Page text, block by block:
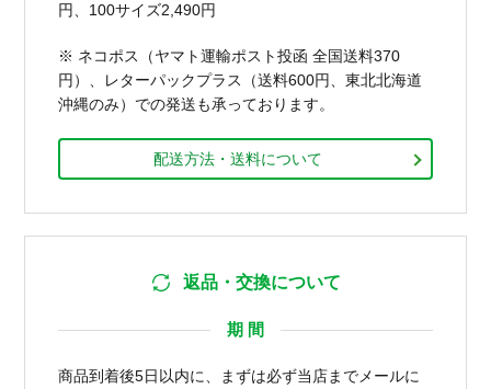
円、100サイズ2,490円
※ ネコポス（ヤマト運輸ポスト投函 全国送料370
円）、レターパックプラス（送料600円、東北北海道
沖縄のみ）での発送も承っております。
配送方法・送料について
返品・交換について
期 間
商品到着後5日以内に、まずは必ず当店までメールに